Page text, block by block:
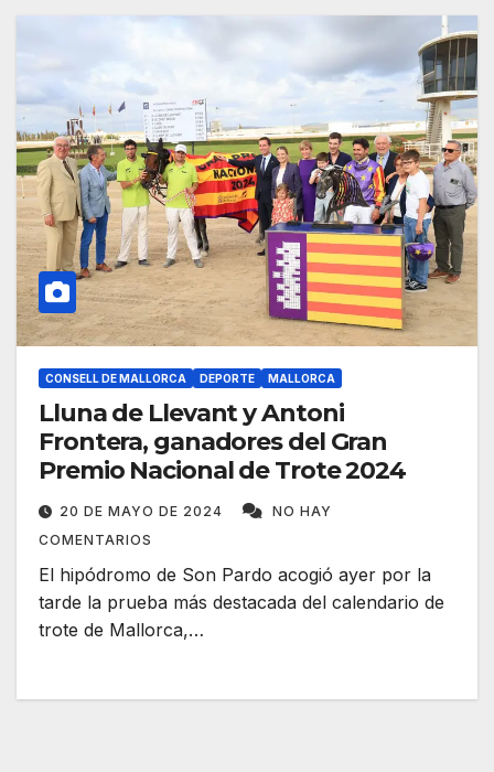
CONSELL DE MALLORCA DEPORTE MALLORCA
Lluna de Llevant y Antoni
Frontera, ganadores del Gran
Premio Nacional de Trote 2024
20 DE MAYO DE 2024
NO HAY
COMENTARIOS
El hipódromo de Son Pardo acogió ayer por la
tarde la prueba más destacada del calendario de
trote de Mallorca,…